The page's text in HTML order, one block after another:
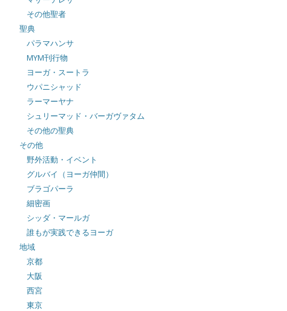
その他聖者
聖典
パラマハンサ
MYM刊行物
ヨーガ・スートラ
ウパニシャッド
ラーマーヤナ
シュリーマッド・バーガヴァタム
その他の聖典
その他
野外活動・イベント
グルバイ（ヨーガ仲間）
ブラゴパーラ
細密画
シッダ・マールガ
誰もが実践できるヨーガ
地域
京都
大阪
西宮
東京